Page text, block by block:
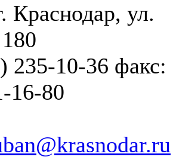
Краснодар, ул.
235-10-36 факс:
16-80